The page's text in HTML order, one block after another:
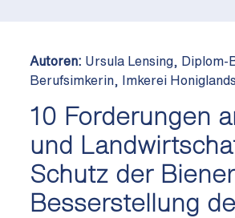
Autoren: Ursula Lensing, Diplom-
Berufsimkerin, Imkerei
10 Forderungen
und
Schutz der
Besserstellung